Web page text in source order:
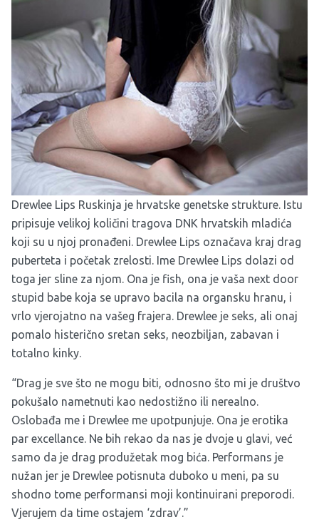
Drewlee Lips Ruskinja je hrvatske genetske strukture. Istu
pripisuje velikoj količini tragova DNK hrvatskih mladića
koji su u njoj pronađeni. Drewlee Lips označava kraj drag
puberteta i početak zrelosti. Ime Drewlee Lips dolazi od
toga jer sline za njom. Ona je fish, ona je vaša next door
stupid babe koja se upravo bacila na organsku hranu, i
vrlo vjerojatno na vašeg frajera. Drewlee je seks, ali onaj
pomalo histerično sretan seks, neozbiljan, zabavan i
totalno kinky.
“Drag je sve što ne mogu biti, odnosno što mi je društvo
pokušalo nametnuti kao nedostižno ili nerealno.
Oslobađa me i Drewlee me upotpunjuje. Ona je erotika
par excellance. Ne bih rekao da nas je dvoje u glavi, već
samo da je drag produžetak mog bića. Performans je
nužan jer je Drewlee potisnuta duboko u meni, pa su
shodno tome performansi moji kontinuirani preporodi.
Vjerujem da time ostajem ‘zdrav’.”